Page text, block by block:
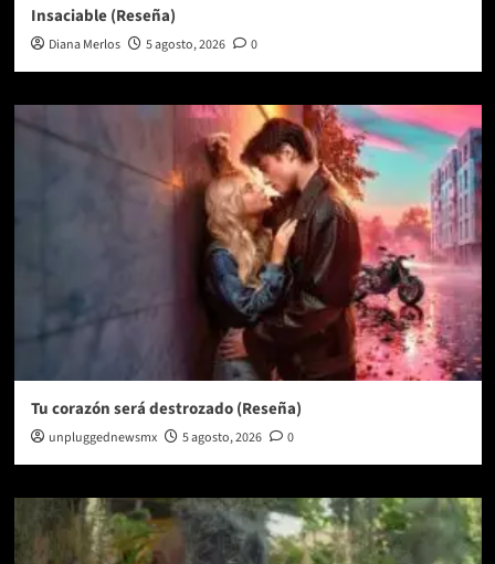
Insaciable (Reseña)
Diana Merlos 5 agosto, 2026 0
Tu corazón será destrozado (Reseña)
unpluggednewsmx 5 agosto, 2026 0